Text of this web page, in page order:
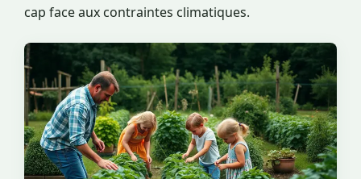
cap face aux contraintes climatiques.